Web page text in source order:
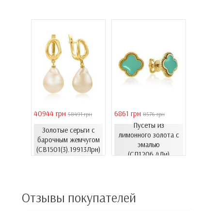
40944 грн 58491 грн
Золотые серьги с
барочным жемчугом
(СВ1501(3).19913Лрн)
6861 грн 8576 грн
Пусеты из
лимонного золота с
эмалью
(СП1206.4Ли)
Отзывы покупателей